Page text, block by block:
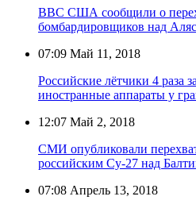
ВВС США сообщили о
бомбардировщиков над
07:09 Май 11, 2018
Российские лётчики 4 раза
иностранные аппараты у
12:07 Май 2, 2018
СМИ опубликовали
российским Су-27 над
07:08 Апрель 13, 2018